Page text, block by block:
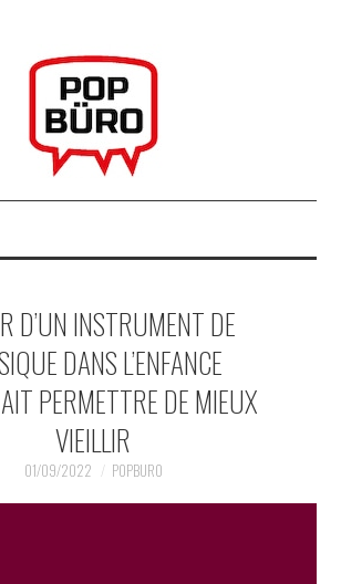
HEY !
D’UN INSTRUMENT DE
DANS L’ENFANCE
PERMETTRE DE MIEUX
VIEILLIR
01/09/2022 POPBURO